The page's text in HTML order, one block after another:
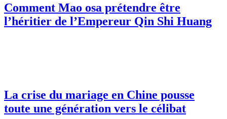
Comment Mao osa prétendre être
l’héritier de l’Empereur Qin Shi Huang
La crise du mariage en Chine pousse
toute une génération vers le célibat